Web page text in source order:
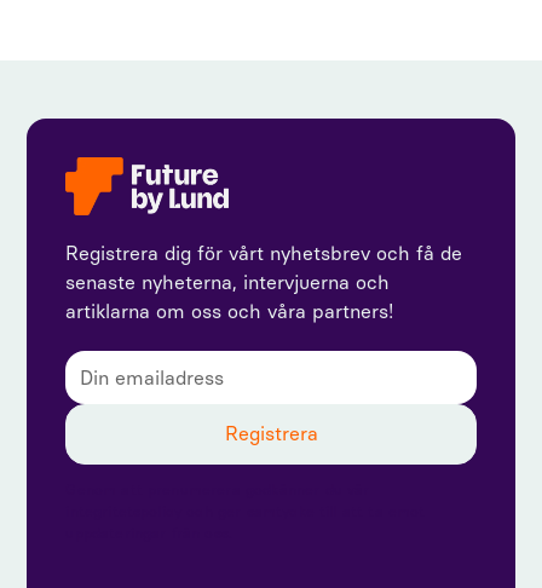
Registrera dig för vårt nyhetsbrev och få de
senaste nyheterna, intervjuerna och
artiklarna om oss och våra partners!